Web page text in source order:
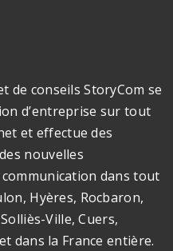
de conseils StoryCom se
d’entreprise sur tout
et effectue des
nouvelles
dans tout
Hyères, Rocbaron,
Ville, Cuers,
dans la France entière.